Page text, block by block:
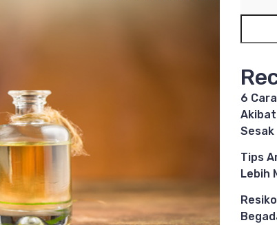
6
Sesak
Tips
Lebih